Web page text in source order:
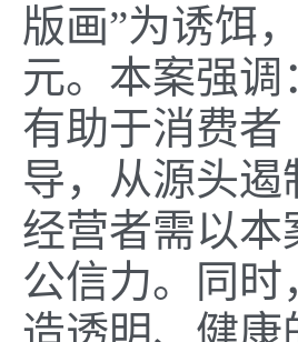
版画”为诱饵
元。本案强
有助于消费
导，从源头遏
经营者需以
公信力。同